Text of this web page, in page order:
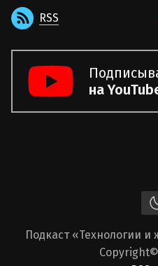
RSS
на
Подкаст «Технологии
Copyright©